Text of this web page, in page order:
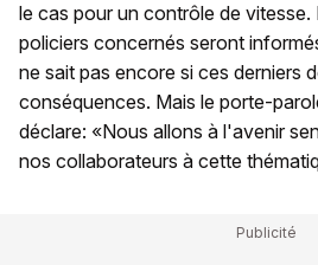
le cas pour un contrôle de vitesse.
policiers concernés seront
ne sait pas encore si ces derniers
conséquences. Mais le porte-
déclare: «Nous allons à l'avenir
nos collaborateurs à cette